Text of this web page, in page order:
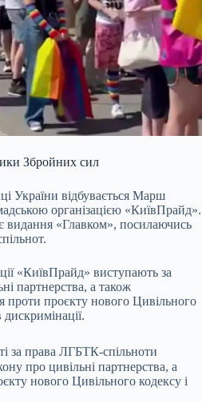
Збройних сил
України відбувається Марш
організацією «КиївПрайд».
«Главком», посилаючись
«КиївПрайд» виступають за
партнерства, а також
проти проєкту нового Цивільного
за права ЛГБТК-спільноти
про цивільні партнерства, а
нового Цивільного кодексу і